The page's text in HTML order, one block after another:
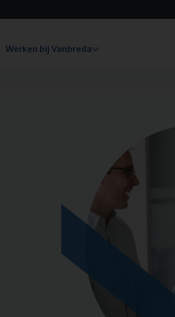
Werken bij Vanbreda